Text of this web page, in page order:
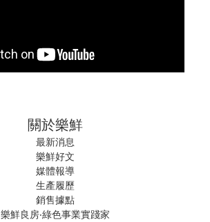
關於樂鮮
最新消息
樂鮮好文
媒體報導
生產履歷
銷售據點
樂鮮良房‧綠色事業實踐家